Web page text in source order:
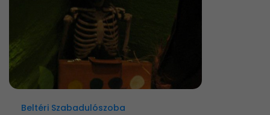
Beltéri Szabadulószoba